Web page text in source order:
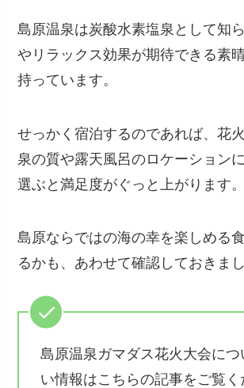
島原温泉は炭酸水素塩泉として知
やリラックス効果が期待できる素
持っています。
せっかく宿泊するのであれば、花
泉の質や露天風呂のロケーション
選ぶと満足度がぐっと上がります。
島原ならではの海の幸を楽しめる
るかも、あわせて確認しておきまし
島原温泉ガマダス花火大会につ
い情報はこちらの記事をご覧く